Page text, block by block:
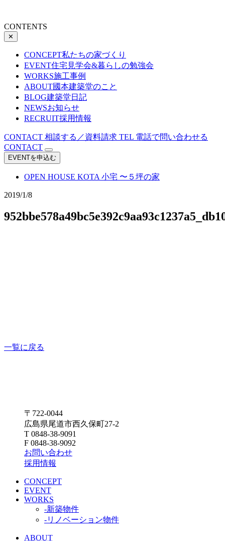
CONTENTS
✕
CONCEPT私たちの家づくり
EVENT住宅見学会&暮らしの勉強会
WORKS施工事例
ABOUT國本建築堂のこと
BLOG建築堂日記
NEWSお知らせ
RECRUIT採用情報
CONTACT 相談する／資料請求 TEL 電話で問い合わせる
CONTACT
EVENTを申込む
OPEN HOUSE KOTA 小宅 〜５坪の家
2019/1/8
一覧に戻る
〒722-0044
広島県尾道市西久保町27-2
T 0848-38-9091
F 0848-38-9092
お問い合わせ
採用情報
CONCEPT
EVENT
WORKS
-新築物件
-リノベーション物件
ABOUT